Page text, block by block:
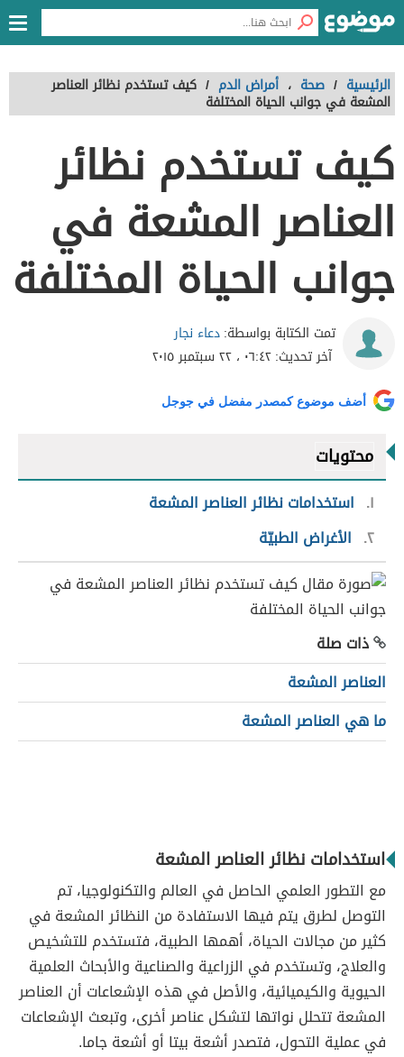
الرئيسية / صحة ، أمراض الدم / كيف تستخدم نظائر العناصر
المشعة في جوانب الحياة المختلفة
كيف تستخدم نظائر
العناصر المشعة في
جوانب الحياة المختلفة
تمت الكتابة بواسطة:دعاء نجار
آخر تحديث:٠٦:٤٢ ، ٢٢ سبتمبر ٢٠١٥
أضف موضوع كمصدر مفضل في جوجل
محتويات
١
استخدامات نظائر العناصر المشعة
٢ الأغراض الطبيّة
ذات صلة
العناصر المشعة
ما هي العناصر المشعة
استخدامات نظائر العناصر المشعة
مع التطور العلمي الحاصل في العالم والتكنولوجيا، تم
التوصل لطرق يتم فيها الاستفادة من النظائر المشعة في
كثير من مجالات الحياة، أهمها الطبية، فتستخدم للتشخيص
والعلاج، وتستخدم في الزراعية والصناعية والأبحاث العلمية
الحيوية والكيميائية، والأصل في هذه الإشعاعات أن العناصر
المشعة تتحلل نواتها لتشكل عناصر أخرى، وتبعث الإشعاعات
في عملية التحول، فتصدر أشعة بيتا أو أشعة جاما.